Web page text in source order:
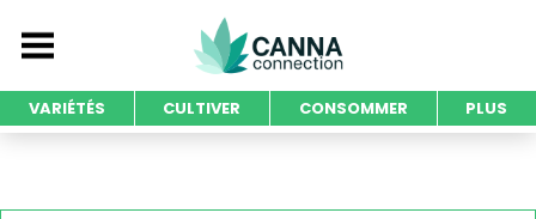
VARIÉTÉS CULTIVER CONSOMMER PLUS